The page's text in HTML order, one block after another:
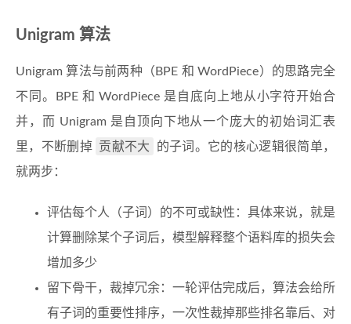
Unigram 算法
Unigram 算法与前两种（BPE 和 WordPiece）的思路完全
不同。BPE 和 WordPiece 是自底向上地从小字符开始合
并，而 Unigram 是自顶向下地从一个庞大的初始词汇表
里，不断删掉 贡献不大
的子词。它的核心逻辑很简单，
就两步：
评估每个人（子词）的不可或缺性：具体来说，就是
计算删除某个子词后，模型解释整个语料库的损失会
增加多少
留下骨干，裁掉冗余：一轮评估完成后，算法会给所
有子词的重要性排序，一次性裁掉那些排名靠后、对